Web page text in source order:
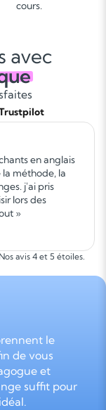
avec
en anglais
méthode, la
j'ai pris
»
avis 4 et 5 étoiles.
le
de vous
et
suffit pour